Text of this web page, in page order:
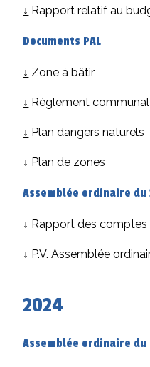
↓ Rapport relatif au
Documents PAL
↓ Zone à bâtir
↓ Règlement
↓ Plan dangers naturels
↓ Plan de zones
Assemblée ordinaire du
↓ Rapport des comptes
↓ P.V. Assemblée
2024
Assemblée ordinaire du